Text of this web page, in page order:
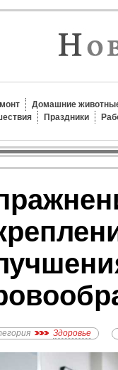
Домашние
Праздники
Здоровье